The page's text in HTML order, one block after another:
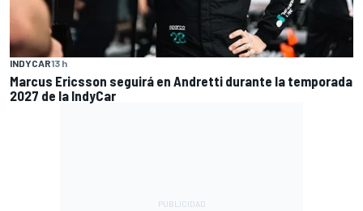
INDYCAR13 h
Marcus Ericsson seguirá en Andretti durante la temporada
2027 de la IndyCar